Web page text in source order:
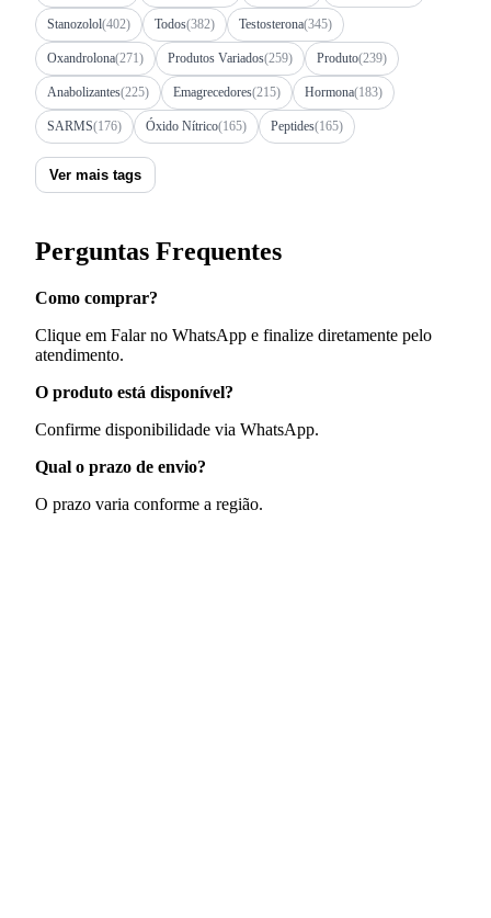
Stanozolol(402) Todos(382) Testosterona(345)
Oxandrolona(271) Produtos Variados(259) Produto(239)
Anabolizantes(225) Emagrecedores(215) Hormona(183)
SARMS(176) Óxido Nítrico(165) Peptides(165)
Ver mais tags
Perguntas Frequentes
Como comprar?
Clique em Falar no WhatsApp e finalize diretamente pelo
atendimento.
O produto está disponível?
Confirme disponibilidade via WhatsApp.
Qual o prazo de envio?
O prazo varia conforme a região.